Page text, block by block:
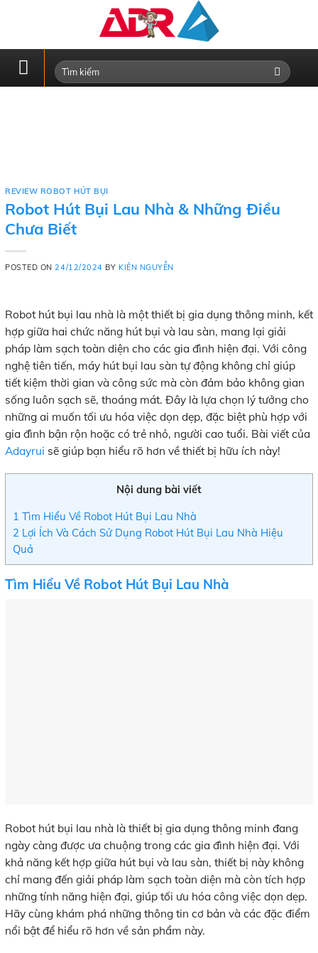
REVIEW ROBOT HÚT BỤI
Robot Hút Bụi Lau Nhà & Những Điều
Chưa Biết
POSTED ON24/12/2024 BY KIÊN NGUYỄN
Robot hút bụi lau nhà là một thiết bị gia dụng thông minh, kết
hợp giữa hai chức năng hút bụi và lau sàn, mang lại giải
pháp làm sạch toàn diện cho các gia đình hiện đại. Với công
nghệ tiên tiến, máy hút bụi lau sàn tự động không chỉ giúp
tiết kiệm thời gian và công sức mà còn đảm bảo không gian
sống luôn sạch sẽ, thoáng mát. Đây là lựa chọn lý tưởng cho
những ai muốn tối ưu hóa việc dọn dẹp, đặc biệt phù hợp với
gia đình bận rộn hoặc có trẻ nhỏ, người cao tuổi. Bài viết của
Adayrui sẽ giúp bạn hiểu rõ hơn về thiết bị hữu ích này!
Nội dung bài viết
1 Tìm Hiểu Về Robot Hút Bụi Lau Nhà
2 Lợi Ích Và Cách Sử Dụng Robot Hút Bụi Lau Nhà Hiệu
Quả
Tìm Hiểu Về Robot Hút Bụi Lau Nhà
Robot hút bụi lau nhà là thiết bị gia dụng thông minh đang
ngày càng được ưa chuộng trong các gia đình hiện đại. Với
khả năng kết hợp giữa hút bụi và lau sàn, thiết bị này không
chỉ mang đến giải pháp làm sạch toàn diện mà còn tích hợp
những tính năng hiện đại, giúp tối ưu hóa công việc dọn dẹp.
Hãy cùng khám phá những thông tin cơ bản và các đặc điểm
nổi bật để hiểu rõ hơn về sản phẩm này.